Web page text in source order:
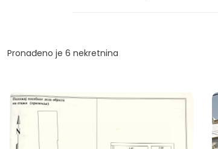
Pronađeno je 6 nekretnina